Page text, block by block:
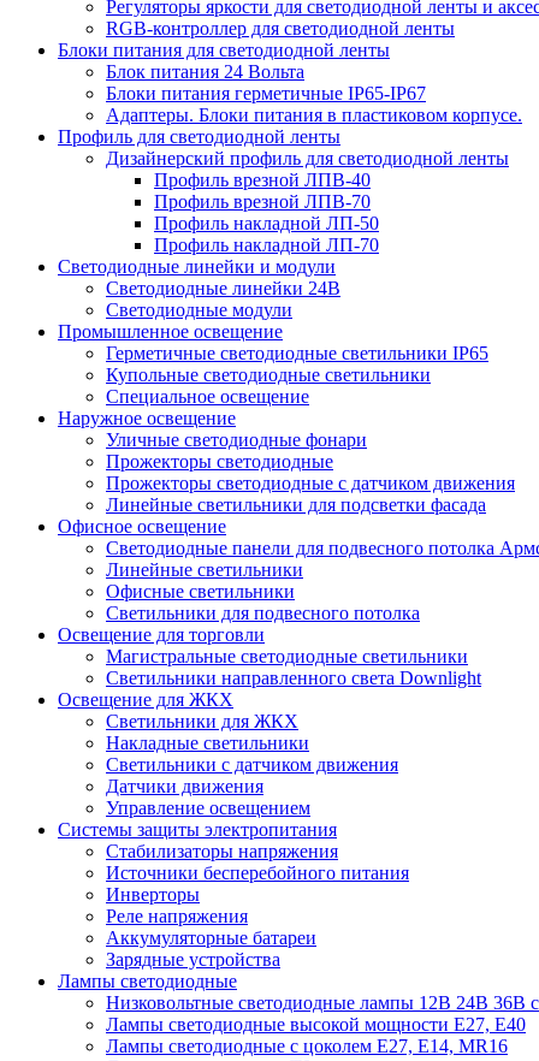
Регуляторы яркости для светодиодной ленты и
RGB-контроллер для светодиодной ленты
Блоки питания для светодиодной ленты
Блок питания 24 Вольта
Блоки питания герметичные IP65-IP67
Адаптеры. Блоки питания в пластиковом корпусе.
Профиль для светодиодной ленты
Дизайнерский профиль для светодиодной ленты
Профиль врезной ЛПВ-40
Профиль врезной ЛПВ-70
Профиль накладной ЛП-50
Профиль накладной ЛП-70
Светодиодные линейки и модули
Светодиодные линейки 24В
Светодиодные модули
Промышленное освещение
Герметичные светодиодные светильники IP65
Купольные светодиодные светильники
Специальное освещение
Наружное освещение
Уличные светодиодные фонари
Прожекторы светодиодные
Прожекторы светодиодные с датчиком движения
Линейные светильники для подсветки фасада
Офисное освещение
Cветодиодные панели для подвесного потолка
Линейные светильники
Офисные светильники
Светильники для подвесного потолка
Освещение для торговли
Магистральные светодиодные светильники
Светильники направленного света Downlight
Освещение для ЖКХ
Светильники для ЖКХ
Накладные светильники
Светильники с датчиком движения
Датчики движения
Управление освещением
Системы защиты электропитания
Стабилизаторы напряжения
Источники бесперебойного питания
Инверторы
Реле напряжения
Аккумуляторные батареи
Зарядные устройства
Лампы светодиодные
Низковольтные светодиодные лампы 12В 24В 36В
Лампы светодиодные высокой мощности Е27, Е40
Лампы светодиодные с цоколем Е27, Е14, MR16